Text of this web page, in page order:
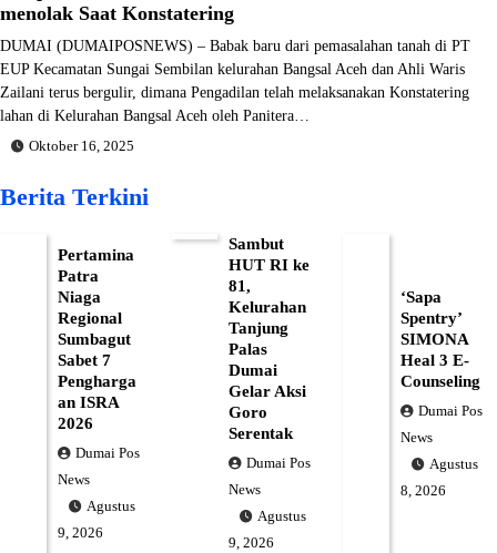
menolak Saat Konstatering
DUMAI (DUMAIPOSNEWS) – Babak baru dari pemasalahan tanah di PT
EUP Kecamatan Sungai Sembilan kelurahan Bangsal Aceh dan Ahli Waris
Zailani terus bergulir, dimana Pengadilan telah melaksanakan Konstatering
lahan di Kelurahan Bangsal Aceh oleh Panitera…
Oktober 16, 2025
Berita Terkini
Pertamina
Patra
Niaga
Regional
Sumbagut
Sabet 7
Pengharga
an ISRA
2026
Dumai Pos
News
Agustus
9, 2026
Sambut
HUT RI ke
81,
Kelurahan
Tanjung
Palas
Dumai
Gelar Aksi
Goro
Serentak
Dumai Pos
News
Agustus
9, 2026
‘Sapa
Spentry’
SIMONA
Heal 3 E-
Counseling
Dumai Pos
News
Agustus
8, 2026